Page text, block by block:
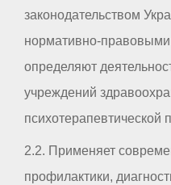
законодательством
нормативно-правовыми
определяют
учреждений
2.2. Применяет
профилактики,